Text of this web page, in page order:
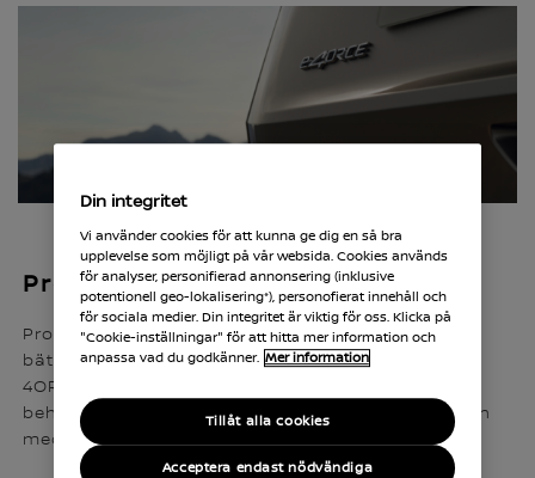
Precision. Balans. Kraft
Prognosen säger underkylt regn och ändå har du
bättre kontroll än någonsin. Nissan har med e-
4ORCE utvecklat framtidens 4-hjulsdrift. Systemet
behärskar all terräng och klarar svåra förhållanden
med elegans.
Din integritet
Vi använder cookies för att kunna ge dig en så bra
upplevelse som möjligt på vår websida. Cookies används
för analyser, personifierad annonsering (inklusive
potentionell geo-lokalisering*), personofierat innehåll och
för sociala medier. Din integritet är viktig för oss. Klicka på
"Cookie-inställningar" för att hitta mer information och
anpassa vad du godkänner. Mer information
Acceptera endast nödvändiga
Tillåt alla cookies